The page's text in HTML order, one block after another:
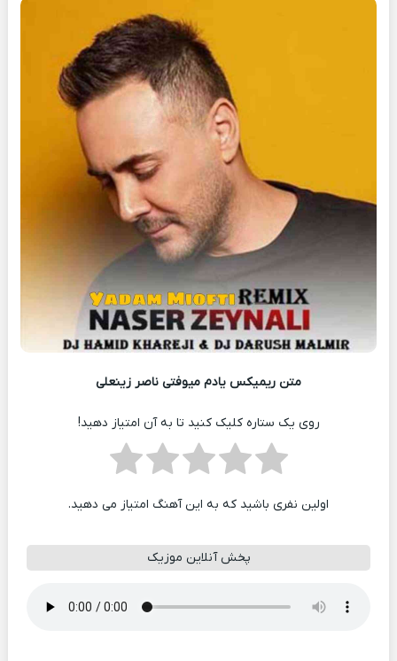
متن ریمیکس یادم میوفتی ناصر زینعلی
روی یک ستاره کلیک کنید تا به آن امتیاز دهید!
اولین نفری باشید که به این آهنگ امتیاز می دهید.
پخش آنلاین موزیک